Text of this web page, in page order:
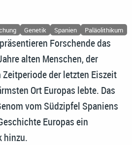
Genetik Spanien Paläolithikum
Forschende das
alten Menschen, der
der letzten Eiszeit
Ort Europas lebte. Das
vom Südzipfel Spaniens
Europas ein
hinzu.